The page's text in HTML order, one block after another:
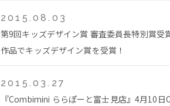
2015.08.03
第9回キッズデザイン賞 審査委員長特別賞
作品でキッズデザイン賞を受賞！
2015.03.27
『Combimini ららぽーと富士見店』4月10日